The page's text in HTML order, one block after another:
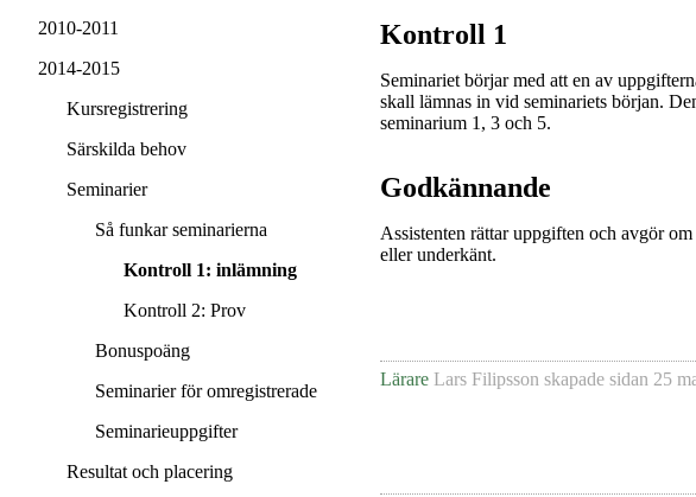
Kontroll 1
Seminariet börjar med att en av
skall lämnas in vid seminariets början.
seminarium 1, 3 och 5.
Godkännande
Assistenten rättar uppgiften och avgör
eller underkänt.
Lärare Lars Filipsson skapade sidan 25
2010-2011
2014-2015
Kursregistrering
Särskilda behov
Seminarier
Så funkar seminarierna
Kontroll 1: inlämning
Kontroll 2: Prov
Bonuspoäng
Seminarier för omregistrerade
Seminarieuppgifter
Resultat och placering